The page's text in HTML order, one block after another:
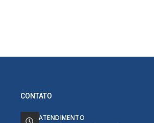
CONTATO
ATENDIMENTO